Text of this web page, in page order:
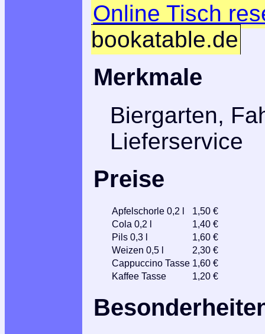
Online Tisch
bookatable.de
Merkmale
Biergarten,
Lieferservice
Preise
Apfelschorle 0,2 l
1,50 €
Cola 0,2 l
1,40 €
Pils 0,3 l
1,60 €
Weizen 0,5 l
2,30 €
Cappuccino Tasse 1,60 €
Kaffee Tasse
1,20 €